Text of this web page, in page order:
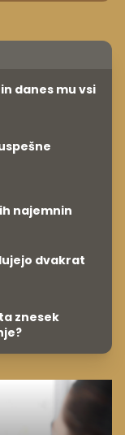
danes mu vsi
najemnin
dvakrat
znesek